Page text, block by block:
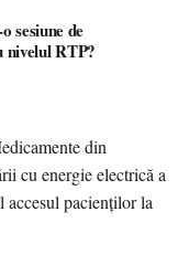
sesiune de
RTP?